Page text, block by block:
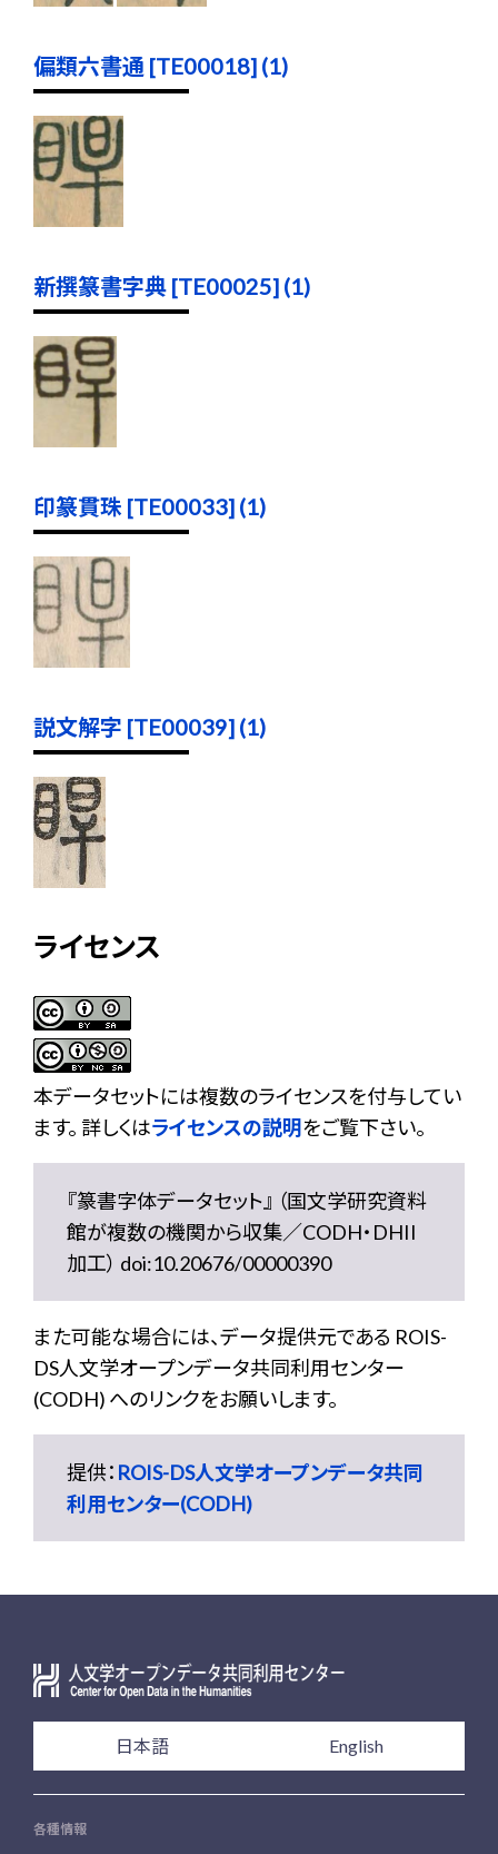
偏類六書通 [TE00018] (1)
新撰篆書字典 [TE00025] (1)
印篆貫珠 [TE00033] (1)
説文解字 [TE00039] (1)
ライセンス
本データセットには複数のライセンスを付与してい
ます。 詳しくはライセンスの説明をご覧下さい。
『篆書字体データセット』 （国文学研究資料
館が複数の機関から収集／CODH・DHII
加工） doi:10.20676/00000390
また可能な場合には、データ提供元である ROIS-
DS人文学オープンデータ共同利用センター
(CODH) へのリンクをお願いします。
提供： ROIS-DS人文学オープンデータ共同
利用センター(CODH)
日本語 English
各種情報